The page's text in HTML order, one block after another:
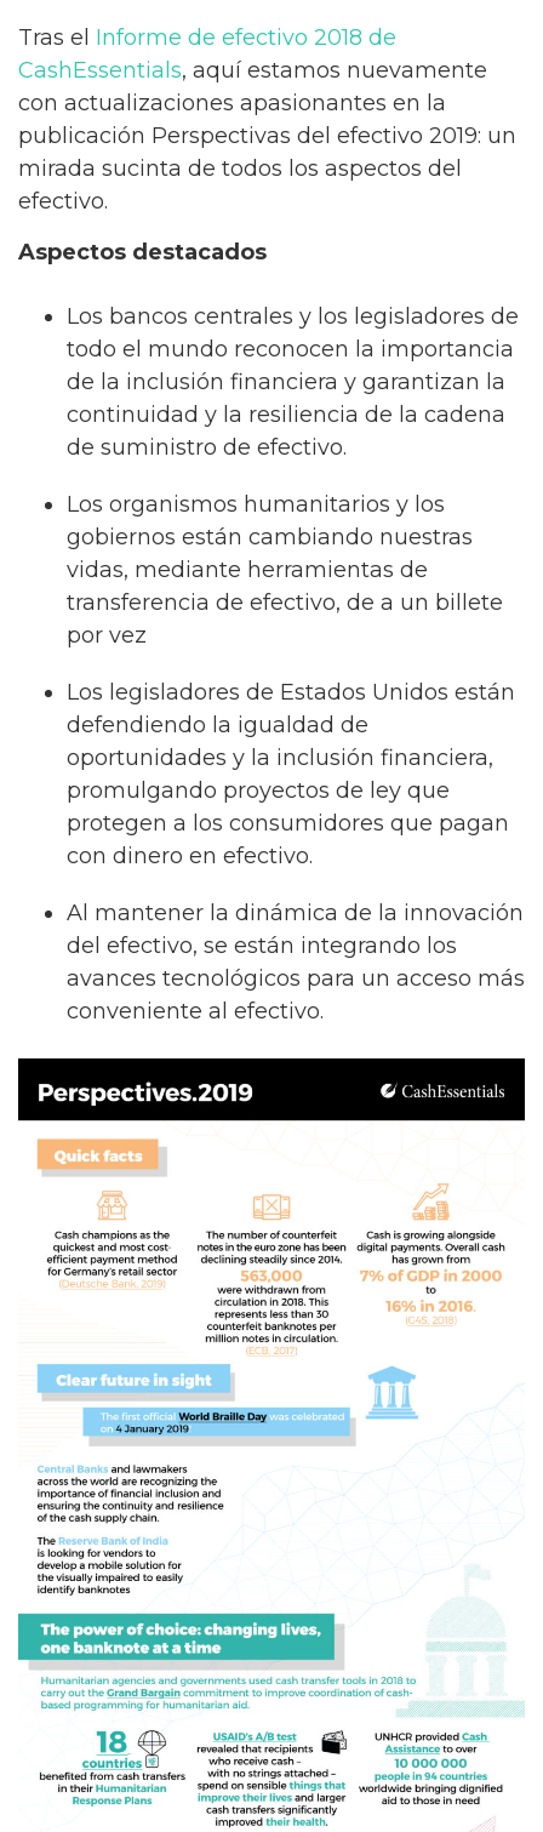
Tras el Informe de efectivo 2018 de
CashEssentials, aquí estamos nuevamente
con actualizaciones apasionantes en la
publicación Perspectivas del efectivo 2019: un
mirada sucinta de todos los aspectos del
efectivo.
Aspectos destacados
Los bancos centrales y los legisladores de
todo el mundo reconocen la importancia
de la inclusión financiera y garantizan la
continuidad y la resiliencia de la cadena
de suministro de efectivo.
Los organismos humanitarios y los
gobiernos están cambiando nuestras
vidas, mediante herramientas de
transferencia de efectivo, de a un billete
por vez
Los legisladores de Estados Unidos están
defendiendo la igualdad de
oportunidades y la inclusión financiera,
promulgando proyectos de ley que
protegen a los consumidores que pagan
con dinero en efectivo.
Al mantener la dinámica de la innovación
del efectivo, se están integrando los
avances tecnológicos para un acceso más
conveniente al efectivo.